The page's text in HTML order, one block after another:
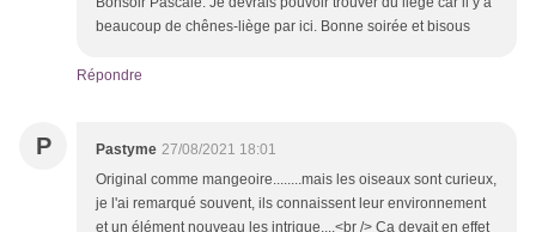
beaucoup de chênes-liège par ici. Bonne soirée et bisous
Répondre
P Pastyme 27/08/2021 18:01
Original comme mangeoire........mais les oiseaux sont curieux,
je l'ai remarqué souvent, ils connaissent leur environnement
et un élément nouveau les intrigue....<br /> Ca devait en effet